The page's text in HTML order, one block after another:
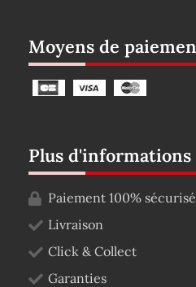
Moyens de
Plus d'informations
Paiement 100% sécurisé
Livraison
Click & Collect
Garanties